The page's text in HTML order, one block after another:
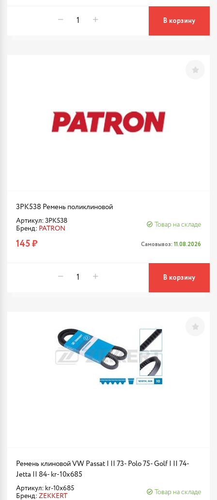
В корзину
3PK538 Ремень поликлиновой
Артикул: 3PK538
Бренд: PATRON
Товар на складе
145 ₽ Самовывоз: 11.08.2026
В корзину
Ремень клиновой VW Passat I II 73- Polo 75- Golf I II 74-
Jetta II 84- kr-10x685
Артикул: kr-10x685
Бренд: ZEKKERT
Товар на складе